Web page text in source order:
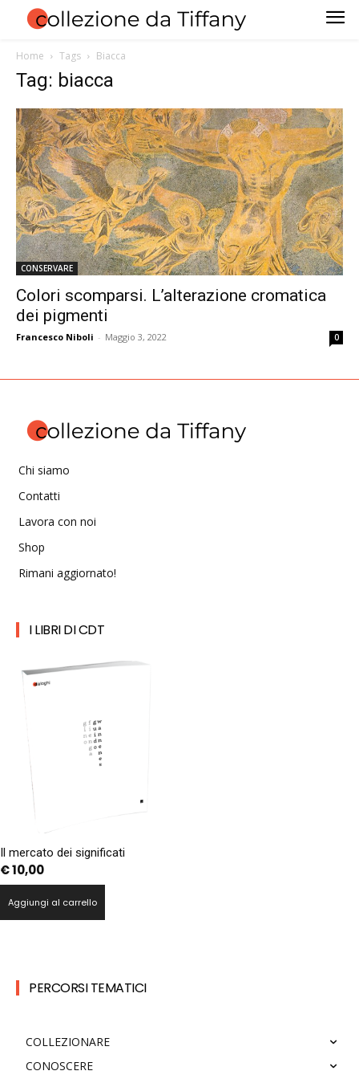
Home Tags Biacca
Tag: biacca
CONSERVARE
Colori scomparsi. L’alterazione cromatica
dei pigmenti
Francesco Niboli - Maggio 3, 2022 0
Chi siamo
Contatti
Lavora con noi
Shop
Rimani aggiornato!
I LIBRI DI CDT
Il mercato dei significati
€10,00
Aggiungi al carrello
PERCORSI TEMATICI
COLLEZIONARE
CONOSCERE